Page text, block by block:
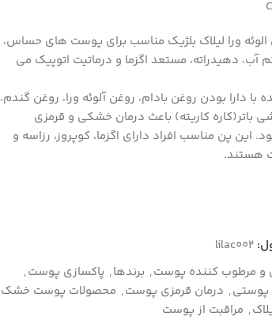
ورا لیلاک بلژیک مناسب برای پوست های حساس،
دهیدراته، مستعد اگزما و درماتیت اتوپیک می
با دارا بودن روغن بادام، روغن آلوئه ورا، روغن گندم،
باتر(کاره کاریته) باعث درمان خشکی و قرمزی
پن مناسب افراد دارای اگزما، کوپروز، رزاسه و
هستند.
lilac002
و مرطوب کننده پوست, برندها, پاکسازی پوست,
پوستی, درمان قرمزی پوست, محصولات پوست خشک
, مراقبت از پوست